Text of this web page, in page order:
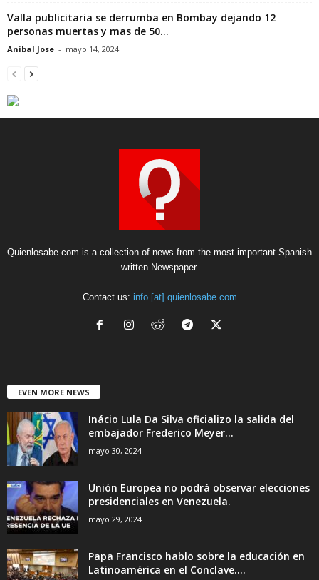
Valla publicitaria se derrumba en Bombay dejando 12
personas muertas y mas de 50...
Anibal Jose - mayo 14, 2024
Quienlosabe.com is a collection of news from the most important Spanish
written Newspaper.
Contact us: info [at] quienlosabe.com
EVEN MORE NEWS
Inácio Lula Da Silva oficializo la salida del
embajador Frederico Meyer...
mayo 30, 2024
Unión Europea no podrá observar elecciones
presidenciales en Venezuela.
mayo 29, 2024
Papa Francisco hablo sobre la educación en
Latinoamérica en el Conclave....